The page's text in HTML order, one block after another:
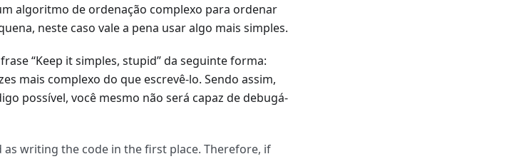
algoritmo de ordenação complexo para ordenar
neste caso vale a pena usar algo mais simples.
“Keep it simples, stupid” da seguinte forma:
mais complexo do que escrevê-lo. Sendo assim,
possível, você mesmo não será capaz de debugá-
as writing the code in the first place. Therefore, if